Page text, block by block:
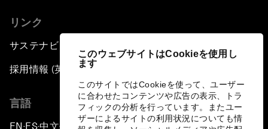
このウェブサイトはCookieを使用し
ます
このサイトではCookieを使って、ユーザー
に合わせたコンテンツや広告の表示、トラ
フィックの分析を行っています。またユー
ザーによるサイトの利用状況についても情
リンク
サステナビリティへの取り組み
採用情報 (英語のみ)
言語
EN ▪ES▪中文▪ 日本語